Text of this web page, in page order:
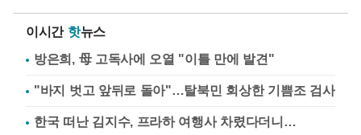
이시간 핫뉴스
방은희, 母 고독사에 오열 "이틀 만에 발견"
"바지 벗고 앞뒤로 돌아"…탈북민 회상한 기쁨조 검사
한국 떠난 김지수, 프라하 여행사 차렸다더니…